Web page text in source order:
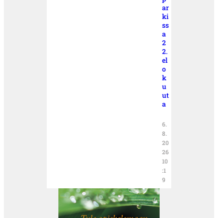
ar
ki
ss
a
2
2.
el
o
k
u
ut
a
6.
8.
20
26
10
:1
9